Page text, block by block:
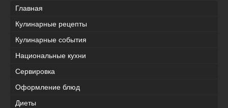
Главная
Кулинарные рецепты
Кулинарные события
Национальные кухни
Сервировка
Оформление блюд
Диеты